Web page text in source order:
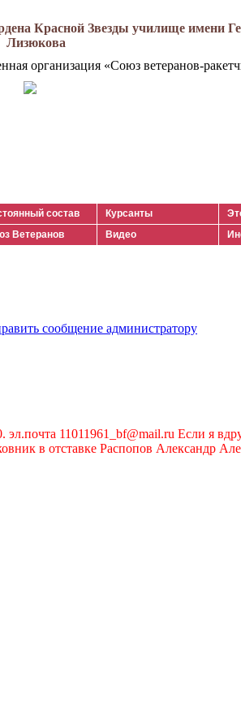
Красной Звезды училище имени
Лизюкова
организация «Союз ветеранов-
состав Курсанты
Ветеранов Видео
сообщение администратору
11011961_bf@mail.ru Если я
в отставке Распопов Александр